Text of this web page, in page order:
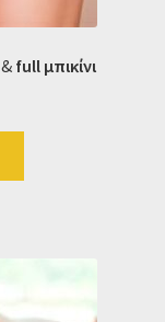
& full μπικίνι